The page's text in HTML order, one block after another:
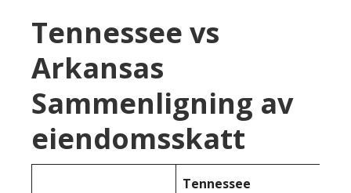
Tennessee vs
Arkansas
Sammenligning av
eiendomsskatt
Tennessee